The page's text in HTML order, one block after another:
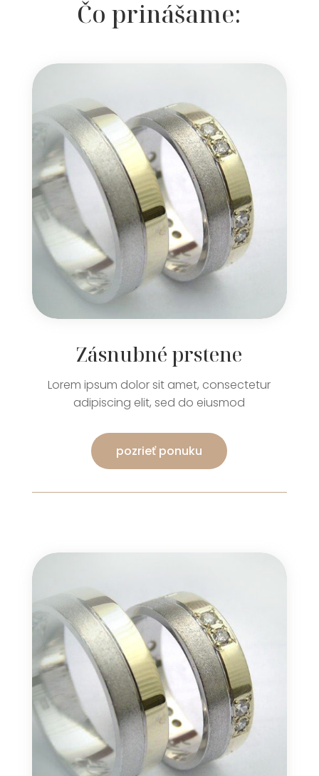
Čo prinášame:
Zásnubné prstene
Lorem ipsum dolor sit amet, consectetur
adipiscing elit, sed do eiusmod
pozrieť ponuku